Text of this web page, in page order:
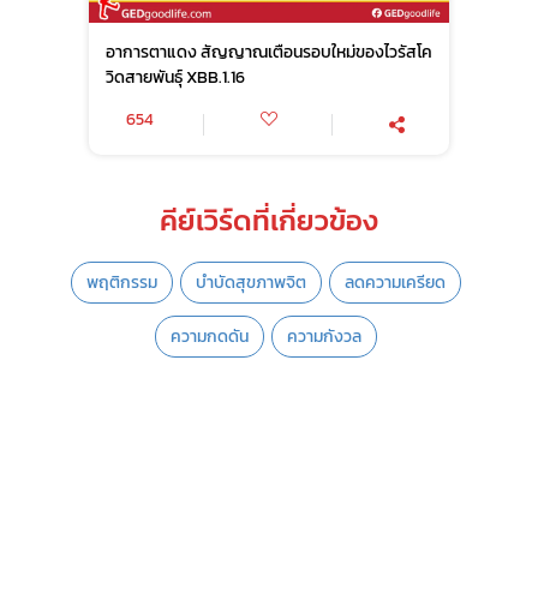
อาการตาแดง สัญญาณเตือนรอบใหม่ของไวรัสโค
วิดสายพันธุ์ XBB.1.16
654
คีย์เวิร์ดที่เกี่ยวข้อง
พฤติกรรม บำบัดสุขภาพจิต ลดความเครียด
ความกดดัน ความกังวล